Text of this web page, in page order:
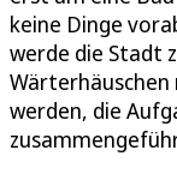
keine Dinge
werde die Stadt
werden, die